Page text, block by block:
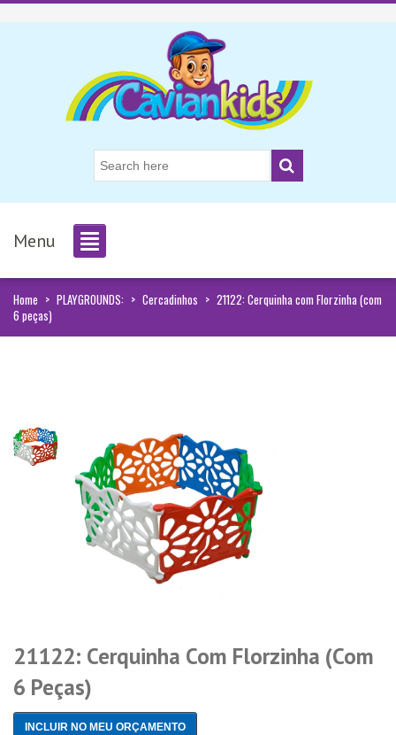
Menu
Home > PLAYGROUNDS: > Cercadinhos > 21122: Cerquinha com Florzinha (com
6 peças)
21122: Cerquinha Com Florzinha (com
6 Peças)
INCLUIR NO MEU ORÇAMENTO